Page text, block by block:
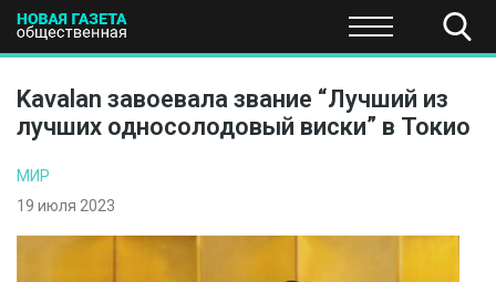
ПОЛИТИКА ЭКОНОМИКА НАУКА И
Kavalan завоевала звание “Лучший из
лучших односолодовый виски” в Токио
МИР
19 июля 2023